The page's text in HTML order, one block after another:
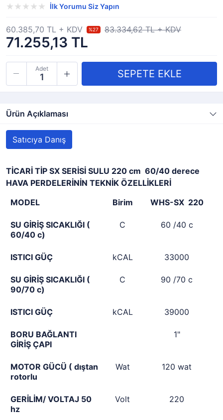
İlk Yorumu Siz Yapın
71.255,13 TL
60.385,70 TL + KDV %27 83.334,62 TL + KDV
Adet
Ürün Açıklaması
Satıcıya Danış
TİCARİ TİP SX SERİSİ SULU 220 cm 60/40 derece
HAVA PERDELERİNİN TEKNİK ÖZELLİKLERİ
MODEL
Birim WHS-SX 220
SU GİRİŞ SICAKLIĞI (
60/40 c)
C 60 /40 c
ISTICI GÜÇ kCAL 33000
SU GİRİŞ SICAKLIĞI (
90/70 c)
C 90 /70 c
ISTICI GÜÇ kCAL 39000
BORU BAĞLANTI
GİRİŞ ÇAPI
1"
MOTOR GÜCÜ ( dıştan
rotorlu
Wat 120 wat
GERİLİM/ VOLTAJ 50
hz
Volt 220